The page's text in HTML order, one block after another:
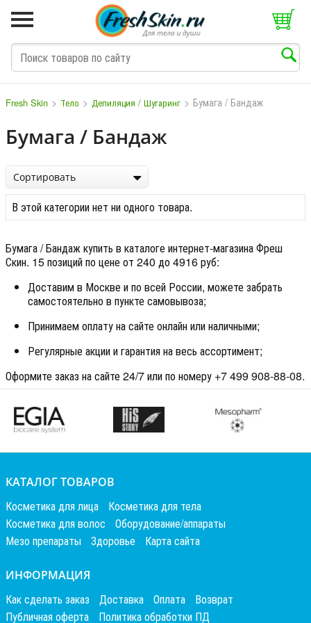
Fresh Skin > Тело > Депиляция / Шугаринг > Бумага / Бандаж
Бумага / Бандаж
Сортировать
В этой категории нет ни одного товара.
Бумага / Бандаж купить в каталоге интернет-магазина Фреш
Скин. 15 позиций по цене от 240 до 4916 руб:
Доставим в Москве и по всей России, можете забрать
самостоятельно в пункте самовывоза;
Принимаем оплату на сайте онлайн или наличными;
Регулярные акции и гарантия на весь ассортимент;
Оформите заказ на сайте 24/7 или по номеру +7 499 908-88-08.
КАТАЛОГ ТОВАРОВ
Косметика для лица
Косметика для тела
Косметика для волос
Оборудование/аппараты
Мезо препараты
Здоровье Карта сайта
ИНФОРМАЦИЯ
Как сделать заказ Доставка Оплата
Возврат
Публичная оферта
Политика обработки ПД
M N O P Q S